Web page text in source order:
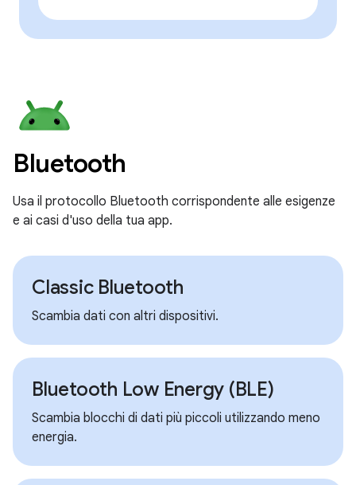
Bluetooth
Usa il protocollo Bluetooth corrispondente alle esigenze
e ai casi d'uso della tua app.
Classic Bluetooth
Scambia dati con altri dispositivi.
Bluetooth Low Energy (BLE)
Scambia blocchi di dati più piccoli utilizzando meno
energia.